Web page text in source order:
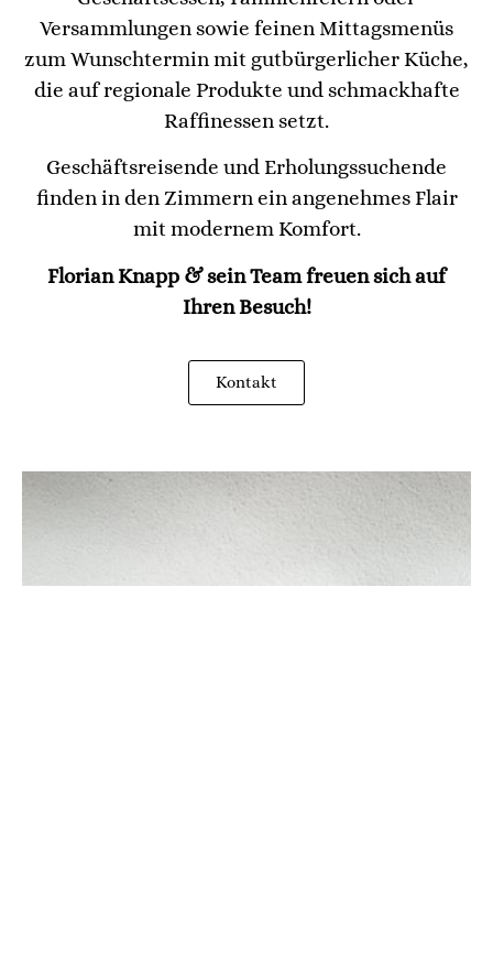
Versammlungen sowie feinen Mittagsmenüs
zum Wunschtermin mit gutbürgerlicher Küche,
die auf regionale Produkte und schmackhafte
Raffinessen setzt.
Geschäftsreisende und Erholungssuchende
finden in den Zimmern ein angenehmes Flair
mit modernem Komfort.
Florian Knapp & sein Team freuen sich auf
Ihren Besuch!
Kontakt